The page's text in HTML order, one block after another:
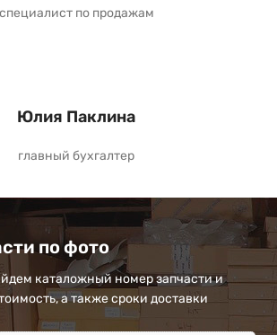
специалист по продажам
Юлия Паклина
главный бухгалтер
по фото
каталожный номер запчасти и
а также сроки доставки